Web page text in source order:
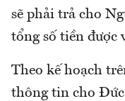
sẽ phải trả cho
tổng số tiền được
Theo kế hoạch
thông tin cho